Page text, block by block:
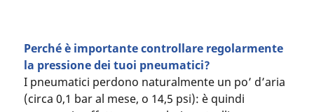
Perché è importante controllare regolarmente
la pressione dei tuoi pneumatici?
I pneumatici perdono naturalmente un po’ d’aria
(circa 0,1 bar al mese, o 14,5 psi): è quindi